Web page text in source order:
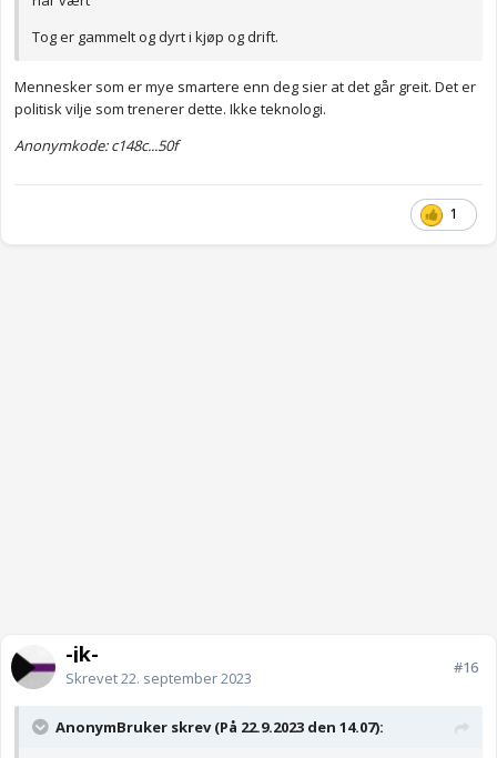
Tog er gammelt og dyrt i kjøp og drift.
Mennesker som er mye smartere enn deg sier at det går greit. Det er
politisk vilje som trenerer dette. Ikke teknologi.
Anonymkode: c148c...50f
1
-jk-
Skrevet22. september 2023
#16
AnonymBruker skrev (På 22.9.2023 den 14.07):